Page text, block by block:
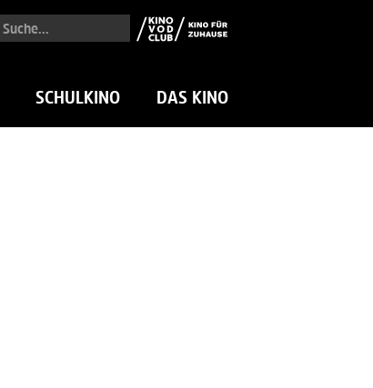
Suche...
SCHULKINO DAS KINO